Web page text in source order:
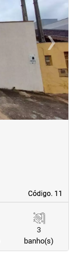
›Next
Código. 11
Código. 11
3
banho(s)